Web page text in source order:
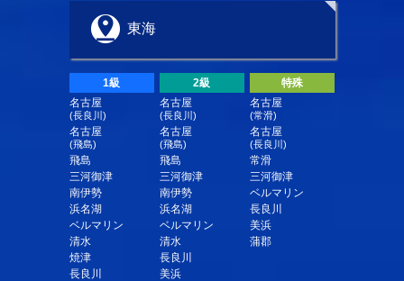
東海
1級
名古屋
(長良川)
名古屋
(飛島)
飛島
三河御津
南伊勢
浜名湖
ベルマリン
清水
焼津
長良川
2級
名古屋
(長良川)
名古屋
(飛島)
飛島
三河御津
南伊勢
浜名湖
ベルマリン
清水
長良川
美浜
特殊
名古屋
(常滑)
名古屋
(長良川)
常滑
三河御津
ベルマリン
長良川
美浜
蒲郡